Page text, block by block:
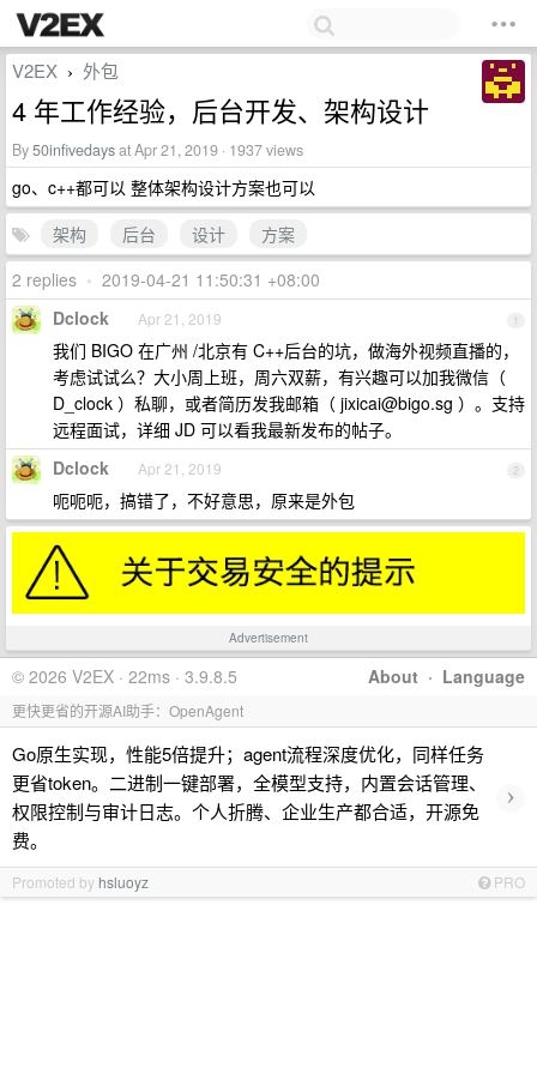
V2EX › 外包
4 年工作经验，后台开发、架构设计
By50infivedaysat Apr 21, 2019 · 1937 views
go、c++都可以 整体架构设计方案也可以
架构
后台 设计
方案
2 replies • 2019-04-21 11:50:31 +08:00
1
Dclock Apr 21, 2019
我们 BIGO 在广州 /北京有 C++后台的坑，做海外视频直播的，
考虑试试么？大小周上班，周六双薪，有兴趣可以加我微信（
D_clock ）私聊，或者简历发我邮箱（ jixicai@bigo.sg ）。支持
远程面试，详细 JD 可以看我最新发布的帖子。
2
Dclock Apr 21, 2019
呃呃呃，搞错了，不好意思，原来是外包
Advertisement
About · Language
© 2026 V2EX · 22ms · 3.9.8.5
更快更省的开源AI助手：OpenAgent
Go原生实现，性能5倍提升；agent流程深度优化，同样任务
更省token。二进制一键部署，全模型支持，内置会话管理、
权限控制与审计日志。个人折腾、企业生产都合适，开源免
费。
›
Promoted by hsluoyz PRO